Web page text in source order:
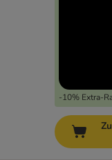
-10% Extra-